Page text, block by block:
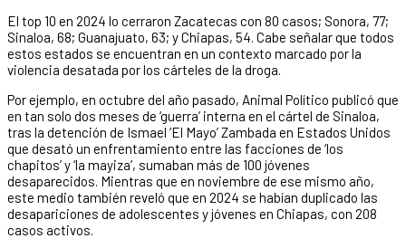
El top 10 en 2024 lo cerraron Zacatecas con 80 casos; Sonora, 77;
Sinaloa, 68; Guanajuato, 63; y Chiapas, 54. Cabe señalar que todos
estos estados se encuentran en un contexto marcado por la
violencia desatada por los cárteles de la droga.
Por ejemplo, en octubre del año pasado, Animal Político publicó que
en tan solo dos meses de ‘guerra’ interna en el cártel de Sinaloa,
tras la detención de Ismael ‘El Mayo’ Zambada en Estados Unidos
que desató un enfrentamiento entre las facciones de ‘los
chapitos’ y ‘la mayiza’, sumaban más de 100 jóvenes
desaparecidos. Mientras que en noviembre de ese mismo año,
este medio también reveló que en 2024 se habían duplicado las
desapariciones de adolescentes y jóvenes en Chiapas, con 208
casos activos.